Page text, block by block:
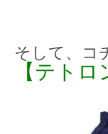
そして、コ
【テト